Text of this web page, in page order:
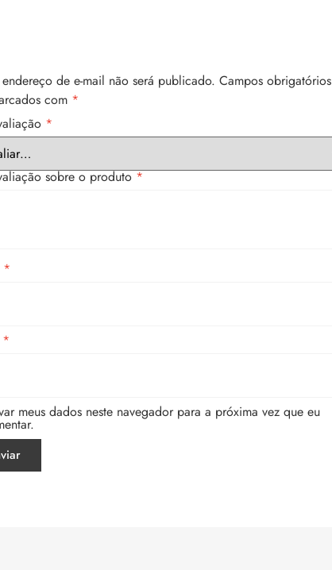
de e-mail não será publicado. Campos obrigatórios
com *
*
sobre o produto*
*
*
meus dados neste navegador para a próxima vez que eu